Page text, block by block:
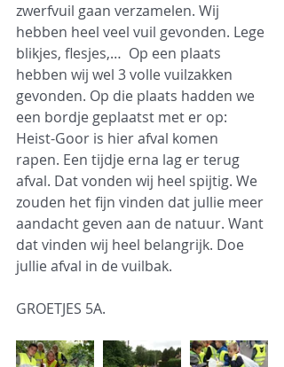
zwerfvuil gaan verzamelen. Wij
hebben heel veel vuil gevonden. Lege
blikjes, flesjes,…  Op een plaats
hebben wij wel 3 volle vuilzakken
gevonden. Op die plaats hadden we
een bordje geplaatst met er op:
Heist-Goor is hier afval komen
rapen. Een tijdje erna lag er terug
afval. Dat vonden wij heel spijtig. We
zouden het fijn vinden dat jullie meer
aandacht geven aan de natuur. Want
dat vinden wij heel belangrijk. Doe
jullie afval in de vuilbak.
GROETJES 5A.